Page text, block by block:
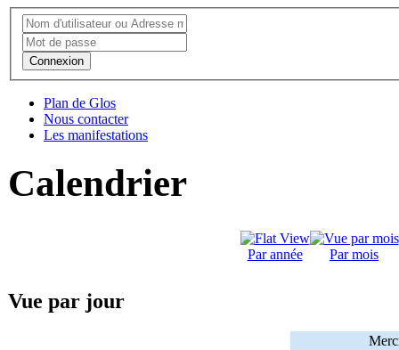
Connexion
Plan de Glos
Nous contacter
Les manifestations
Calendrier
Par année Par mois
Vue par jour